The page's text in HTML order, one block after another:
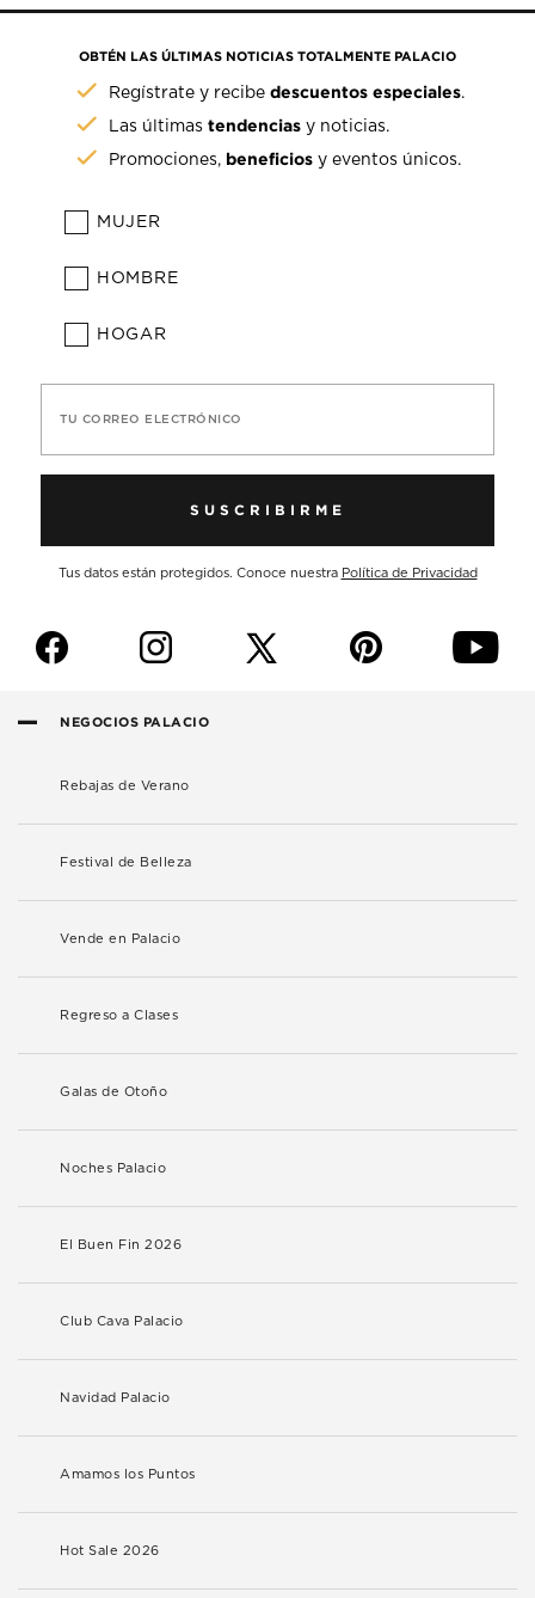
OBTÉN LAS ÚLTIMAS NOTICIAS TOTALMENTE PALACIO
Regístrate y recibedescuentos especiales.
Las últimastendencias y noticias.
Promociones, beneficios y eventos únicos.
MUJER
HOMBRE
HOGAR
TU CORREO ELECTRÓNICO
SUSCRIBIRME
Tus datos están protegidos. Conoce nuestra Política de Privacidad
f i p y
NEGOCIOS PALACIO
Rebajas de Verano
Festival de Belleza
Vende en Palacio
Regreso a Clases
Galas de Otoño
Noches Palacio
El Buen Fin 2026
Club Cava Palacio
Navidad Palacio
Amamos los Puntos
Hot Sale 2026